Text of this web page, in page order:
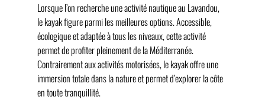
Lorsque l’on recherche une activité nautique au Lavandou,
le kayak figure parmi les meilleures options. Accessible,
écologique et adaptée à tous les niveaux, cette activité
permet de profiter pleinement de la Méditerranée.
Contrairement aux activités motorisées, le kayak offre une
immersion totale dans la nature et permet d’explorer la côte
en toute tranquillité.